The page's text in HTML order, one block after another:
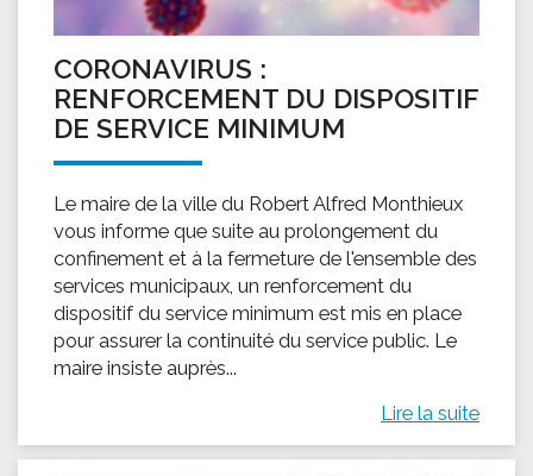
CORONAVIRUS :
RENFORCEMENT DU DISPOSITIF
DE SERVICE MINIMUM
Le maire de la ville du Robert Alfred Monthieux
vous informe que suite au prolongement du
confinement et à la fermeture de l'ensemble des
services municipaux, un renforcement du
dispositif du service minimum est mis en place
pour assurer la continuité du service public. Le
maire insiste auprès...
Lire la suite